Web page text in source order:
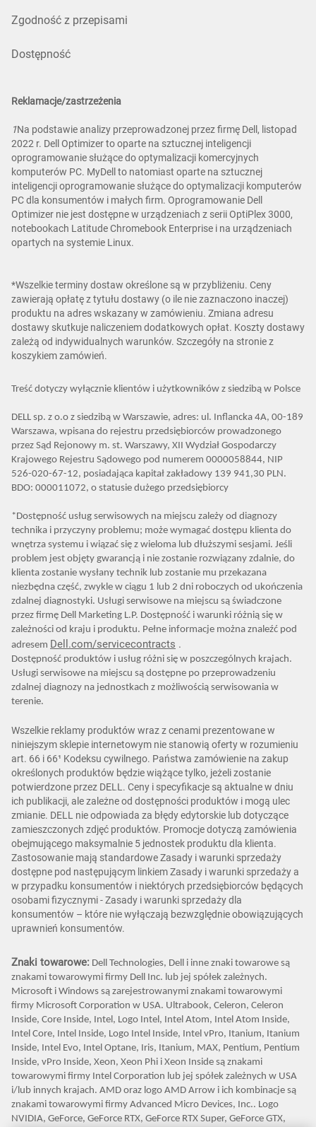
Zgodność z przepisami
Dostępność
Reklamacje/zastrzeżenia
1Na podstawie analizy przeprowadzonej przez firmę Dell, listopad
2022 r. Dell Optimizer to oparte na sztucznej inteligencji
oprogramowanie służące do optymalizacji komercyjnych
komputerów PC. MyDell to natomiast oparte na sztucznej
inteligencji oprogramowanie służące do optymalizacji komputerów
PC dla konsumentów i małych firm. Oprogramowanie Dell
Optimizer nie jest dostępne w urządzeniach z serii OptiPlex 3000,
notebookach Latitude Chromebook Enterprise i na urządzeniach
opartych na systemie Linux.
*Wszelkie terminy dostaw określone są w przybliżeniu. Ceny
zawierają opłatę z tytułu dostawy (o ile nie zaznaczono inaczej)
produktu na adres wskazany w zamówieniu. Zmiana adresu
dostawy skutkuje naliczeniem dodatkowych opłat. Koszty dostawy
zależą od indywidualnych warunków. Szczegóły na stronie z
koszykiem zamówień.
Treść dotyczy wyłącznie klientów i użytkowników z siedzibą w Polsce
DELL sp. z o.o z siedzibą w Warszawie, adres: ul. Inflancka 4A, 00-189
Warszawa, wpisana do rejestru przedsiębiorców prowadzonego
przez Sąd Rejonowy m. st. Warszawy, XII Wydział Gospodarczy
Krajowego Rejestru Sądowego pod numerem 0000058844, NIP
526-020-67-12, posiadająca kapitał zakładowy 139 941,30 PLN.
BDO: 000011072, o statusie dużego przedsiębiorcy
*Dostępność usług serwisowych na miejscu zależy od diagnozy
technika i przyczyny problemu; może wymagać dostępu klienta do
wnętrza systemu i wiązać się z wieloma lub dłuższymi sesjami. Jeśli
problem jest objęty gwarancją i nie zostanie rozwiązany zdalnie, do
klienta zostanie wysłany technik lub zostanie mu przekazana
niezbędna część, zwykle w ciągu 1 lub 2 dni roboczych od ukończenia
zdalnej diagnostyki. Usługi serwisowe na miejscu są świadczone
przez firmę Dell Marketing L.P. Dostępność i warunki różnią się w
zależności od kraju i produktu. Pełne informacje można znaleźć pod
adresem Dell.com/servicecontracts .
Dostępność produktów i usług różni się w poszczególnych krajach.
Usługi serwisowe na miejscu są dostępne po przeprowadzeniu
zdalnej diagnozy na jednostkach z możliwością serwisowania w
terenie.
Wszelkie reklamy produktów wraz z cenami prezentowane w
niniejszym sklepie internetowym nie stanowią oferty w rozumieniu
art. 66 i 66¹ Kodeksu cywilnego. Państwa zamówienie na zakup
określonych produktów będzie wiążące tylko, jeżeli zostanie
potwierdzone przez DELL. Ceny i specyfikacje są aktualne w dniu
ich publikacji, ale zależne od dostępności produktów i mogą ulec
zmianie. DELL nie odpowiada za błędy edytorskie lub dotyczące
zamieszczonych zdjęć produktów. Promocje dotyczą zamówienia
obejmującego maksymalnie 5 jednostek produktu dla klienta.
Zastosowanie mają standardowe Zasady i warunki sprzedaży
dostępne pod następującym linkiem Zasady i warunki sprzedaży a
w przypadku konsumentów i niektórych przedsiębiorców będących
osobami fizycznymi - Zasady i warunki sprzedaży dla
konsumentów – które nie wyłączają bezwzględnie obowiązujących
uprawnień konsumentów.
Znaki towarowe: Dell Technologies, Dell i inne znaki towarowe są
znakami towarowymi firmy Dell Inc. lub jej spółek zależnych.
Microsoft i Windows są zarejestrowanymi znakami towarowymi
firmy Microsoft Corporation w USA. Ultrabook, Celeron, Celeron
Inside, Core Inside, Intel, Logo Intel, Intel Atom, Intel Atom Inside,
Intel Core, Intel Inside, Logo Intel Inside, Intel vPro, Itanium, Itanium
Inside, Intel Evo, Intel Optane, Iris, Itanium, MAX, Pentium, Pentium
Inside, vPro Inside, Xeon, Xeon Phi i Xeon Inside są znakami
towarowymi firmy Intel Corporation lub jej spółek zależnych w USA
i/lub innych krajach. AMD oraz logo AMD Arrow i ich kombinacje są
znakami towarowymi firmy Advanced Micro Devices, Inc.. Logo
NVIDIA, GeForce, GeForce RTX, GeForce RTX Super, GeForce GTX,